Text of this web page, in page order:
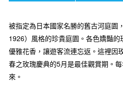
被指定為日本國家名勝的舊古河庭園
1926）風格的珍貴庭園。各色嬌豔
優雅花香，讓遊客流連忘返。這裡因
春之玫瑰慶典的5月是最佳觀賞期。
來。